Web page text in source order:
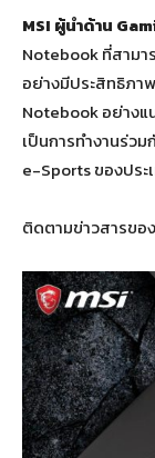
MSI ผู้นำด้าน
Notebook ที่สามา
อย่างมีประสิทธิภา
Notebook อย่างแ
เป็นการทำงานร่วม
e-Sports ของประ
ติดตามข่าวสารขอ